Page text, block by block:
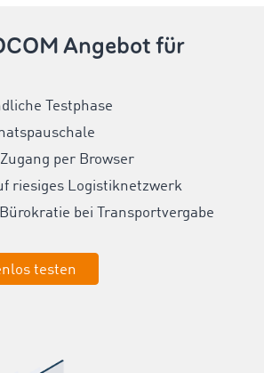
Angebot für
Testphase
per Browser
riesiges Logistiknetzwerk
bei Transportvergabe
testen